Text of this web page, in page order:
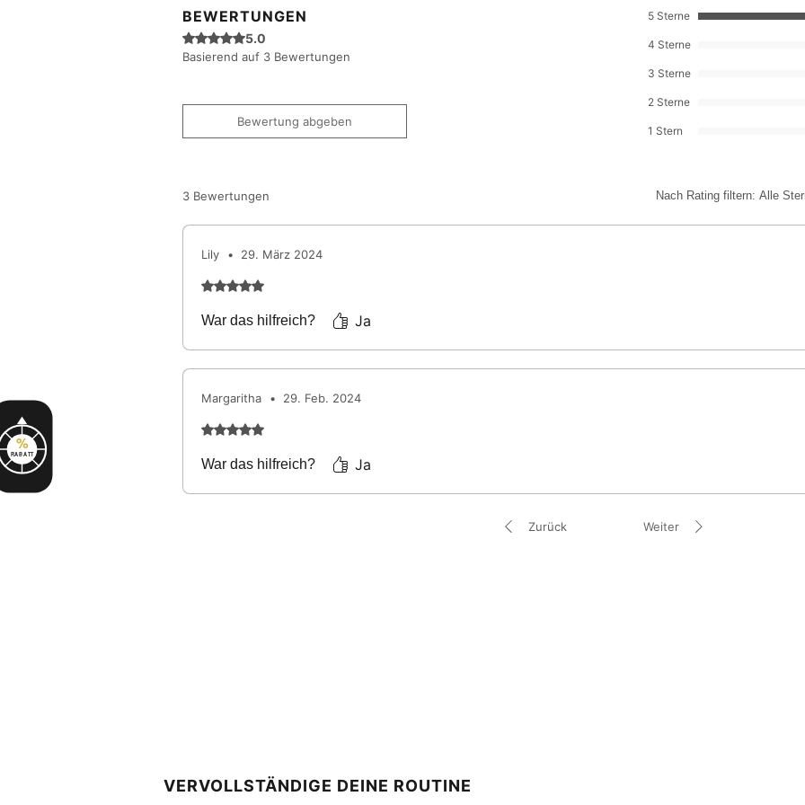
%
RABATT
intensivsten
Kinder nicht direkt
unter Druck: Kann
Oberflächen,
Nasse Haut,
BEWERTUNGEN
Mit 5 von 5 Sternen bewertet.
5.0
Basierend auf 3 Bewertungen
Bewertung abgeben
5 Sterne
4 Sterne
3 Sterne
2 Sterne
1 Stern
3 Bewertungen Nach Rating filtern: Alle
Lily • 29. März 2024
Mit 5 von 5 Sternen bewertet.
War das hilfreich? Ja
Margaritha • 29. Feb. 2024
Mit 5 von 5 Sternen bewertet.
War das hilfreich? Ja
Zurück Weiter
VERVOLLSTÄNDIGE DEINE ROUTINE